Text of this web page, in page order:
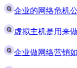
企业的网络危机
虚拟主机是用来
企业做网络营销